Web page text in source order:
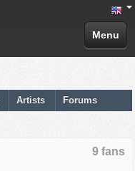
Menu
Artists Forums
9 fans